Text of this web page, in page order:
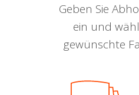
Geben Sie
ein und
gewünschte